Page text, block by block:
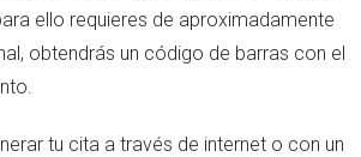
ello requieres de aproximadamente
obtendrás un código de barras con el
tu cita a través de internet o con un